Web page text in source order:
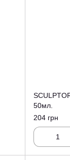
50мл.
204 грн